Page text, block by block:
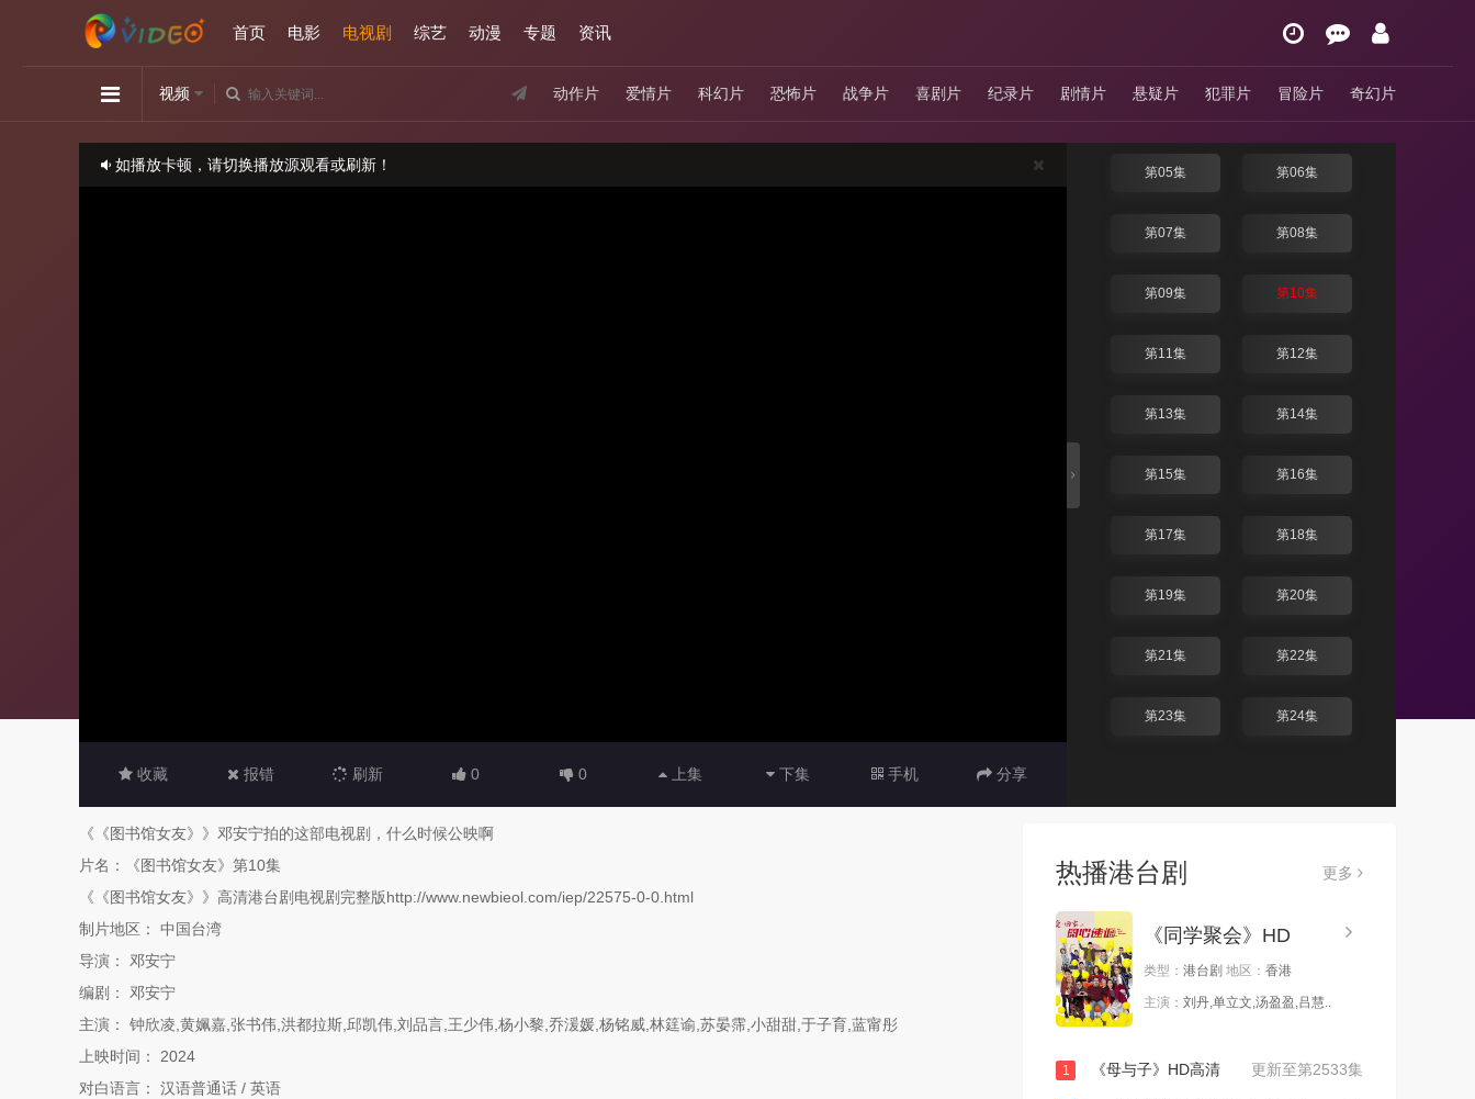
首页 电影 电视剧 综艺 动漫 专题 资讯
动作片 爱情片 科幻片 恐怖片 战争片 喜剧片 纪录片 剧情片 悬疑片 犯罪片 冒险片 奇幻片
视频
如播放卡顿，请切换播放源观看或刷新！
收藏 报错 刷新 0 0 上集 下集 手机 分享
第05集 第06集
第07集 第08集
第09集 第10集
第11集 第12集
第13集 第14集
第15集 第16集
第17集 第18集
第19集 第20集
第21集 第22集
第23集 第24集
《《图书馆女友》》邓安宁拍的这部电视剧，什么时候公映啊
片名：《图书馆女友》第10集
《《图书馆女友》》高清港台剧电视剧完整版http://www.newbieol.com/iep/22575-0-0.html
制片地区： 中国台湾
导演： 邓安宁
编剧： 邓安宁
主演： 钟欣凌,黄姵嘉,张书伟,洪都拉斯,邱凯伟,刘品言,王少伟,杨小黎,乔湲媛,杨铭威,林筳谕,苏晏霈,小甜甜,于子育,蓝甯彤
上映时间： 2024
对白语言： 汉语普通话 / 英语
热播港台剧 更多
《同学聚会》HD
类型： 港台剧 地区： 香港
主演： 刘丹,单立文,汤盈盈,吕慧..
更新至第2533集
1 《母与子》HD高清